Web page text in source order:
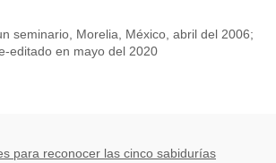
seminario, Morelia, México, abril del 2006;
editado en mayo del 2020
para reconocer las cinco sabidurías